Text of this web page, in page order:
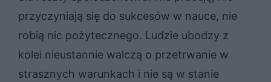
przyczyniają się do sukcesów w nauce, nie
robią nic pożytecznego. Ludzie ubodzy z
kolei nieustannie walczą o przetrwanie w
strasznych warunkach i nie są w stanie